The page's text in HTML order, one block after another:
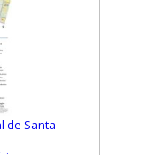
de Santa